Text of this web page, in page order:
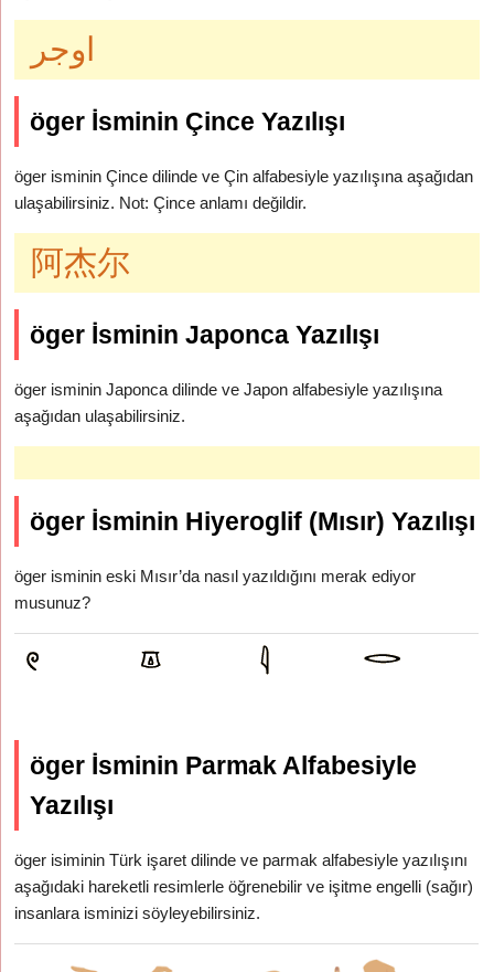
اوجر
öger İsminin Çince Yazılışı
öger isminin Çince dilinde ve Çin alfabesiyle yazılışına aşağıdan
ulaşabilirsiniz. Not: Çince anlamı değildir.
阿杰尔
öger İsminin Japonca Yazılışı
öger isminin Japonca dilinde ve Japon alfabesiyle yazılışına
aşağıdan ulaşabilirsiniz.
öger İsminin Hiyeroglif (Mısır) Yazılışı
öger isminin eski Mısır’da nasıl yazıldığını merak ediyor
musunuz?
öger İsminin Parmak Alfabesiyle
Yazılışı
öger isiminin Türk işaret dilinde ve parmak alfabesiyle yazılışını
aşağıdaki hareketli resimlerle öğrenebilir ve işitme engelli (sağır)
insanlara isminizi söyleyebilirsiniz.